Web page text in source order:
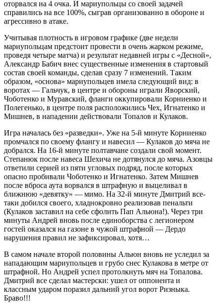
оторвался на 4 очка. И мариупольцы со своей задачей
справились на все 100%, сыграв организованно в обороне и
агрессивно в атаке.
Учитывая плотность в игровом графике (две недели
мариупольцам предстоит провести в очень жарком режиме,
проведя четыре матча) и результат недавней игры с «Десной»,
Александр Бабич внес существенные изменения в стартовый
состав своей команды, сделав сразу 7 изменений. Таким
образом, «основа» мариупольцев имела следующий вид: в
воротах — Гальчук, в центре и обороны играли Яворский,
Чоботенко и Муравский, фланги оккупировали Корниенко и
Полегенько, в центре поля расположились Чех, Игнатенко и
Мишнев, в нападении действовали Топалов и Кулаков.
Игра началась без «разведки». Уже на 5-й минуте Корниенко
промчался по своему флангу и навесил — Кулаков до мяча не
добрался. На 16-й минуте полтавчане создали свой момент.
Степанюк после навеса Шехича не дотянулся до мяча. Азовцы
ответили серией из пяти угловых подряд, после которых
опасно пробивали Чоботенко и Игнатенко. Затем Мишнев
после вброса аута ворвался в штрафную и выцеливал в
ближнюю «девятку» — мимо. На 32-й минуте Дмитрий все-
таки добился своего, хладнокровно реализовав пенальти
(Кулаков заставил на себе сфолить Пап Альюна!). Через три
минуты Андрей вновь после единоборства с легионером
гостей оказался на газоне в чужой штрафной — Дердо
нарушения правил не зафиксировал, хотя…
В самом начале второй половины Альюн вновь не уследил за
нападающим мариупольцев и грубо снес Кулакова в метре от
штрафной. Но Андрей успел протолкнуть мяч на Топалова.
Дмитрий все сделал мастерски: ушел от оппонента и
классным ударом поразил дальний угол ворот Ризныка.
Браво!!!